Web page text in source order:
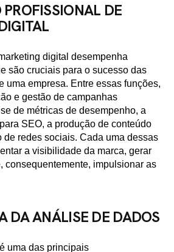
DE
digital desempenha
são cruciais para o sucesso das
uma empresa. Entre essas funções,
e gestão de campanhas
de métricas de desempenho, a
SEO, a produção de conteúdo
de redes sociais. Cada uma dessas
a visibilidade da marca, gerar
consequentemente, impulsionar as
DA ANÁLISE DE DADOS
uma das principais